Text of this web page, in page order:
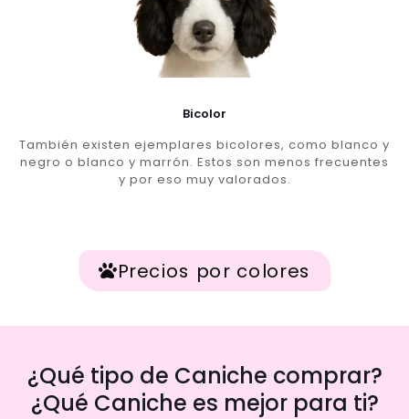
Bicolor
También existen ejemplares bicolores, como blanco y
negro o blanco y marrón. Estos son menos frecuentes
y por eso muy valorados.
Precios por colores
¿Qué tipo de Caniche comprar?
¿Qué Caniche es mejor para ti?